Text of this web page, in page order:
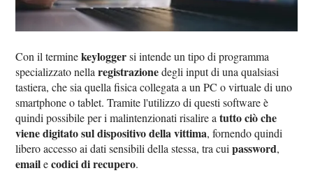
Con il terminekeyloggersi intende un tipo di programma
specializzato nellaregistrazionedegli input di una qualsiasi
tastiera, che sia quella fisica collegata a un PC o virtuale di uno
smartphone o tablet. Tramite l'utilizzo di questi software è
quindi possibile per i malintenzionati risalire atutto ciò che
viene digitato sul dispositivo della vittima, fornendo quindi
libero accesso ai dati sensibili della stessa, tra cuipassword,
emailecodici di recupero.